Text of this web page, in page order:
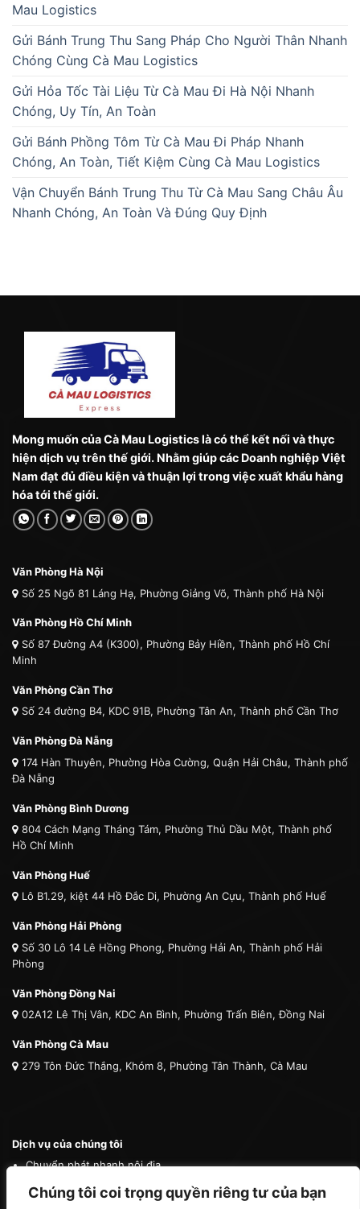
Chúng tôi coi trọng quyền riêng tư của bạn
Mau Logistics
Gửi Bánh Trung Thu Sang Pháp Cho Người Thân Nhanh
Chóng Cùng Cà Mau Logistics
Gửi Hỏa Tốc Tài Liệu Từ Cà Mau Đi Hà Nội Nhanh
Chóng, Uy Tín, An Toàn
Gửi Bánh Phồng Tôm Từ Cà Mau Đi Pháp Nhanh
Chóng, An Toàn, Tiết Kiệm Cùng Cà Mau Logistics
Vận Chuyển Bánh Trung Thu Từ Cà Mau Sang Châu Âu
Nhanh Chóng, An Toàn Và Đúng Quy Định
Mong muốn của Cà Mau Logistics là có thể kết nối và thực
hiện dịch vụ trên thế giới. Nhằm giúp các Doanh nghiệp Việt
Nam đạt đủ điều kiện và thuận lợi trong việc xuất khẩu hàng
hóa tới thế giới.
Văn Phòng Hà Nội
Số 25 Ngõ 81 Láng Hạ, Phường Giảng Võ, Thành phố Hà Nội
Văn Phòng Hồ Chí Minh
Số 87 Đường A4 (K300), Phường Bảy Hiền, Thành phố Hồ Chí
Minh
Văn Phòng Cần Thơ
Số 24 đường B4, KDC 91B, Phường Tân An, Thành phố Cần Thơ
Văn Phòng Đà Nẵng
174 Hàn Thuyên, Phường Hòa Cường, Quận Hải Châu, Thành phố
Đà Nẵng
Văn Phòng Bình Dương
804 Cách Mạng Tháng Tám, Phường Thủ Dầu Một, Thành phố
Hồ Chí Minh
Văn Phòng Huế
Lô B1.29, kiệt 44 Hồ Đắc Di, Phường An Cựu, Thành phố Huế
Văn Phòng Hải Phòng
Số 30 Lô 14 Lê Hồng Phong, Phường Hải An, Thành phố Hải
Phòng
Văn Phòng Đồng Nai
02A12 Lê Thị Vân, KDC An Bình, Phường Trấn Biên, Đồng Nai
Văn Phòng Cà Mau
279 Tôn Đức Thắng, Khóm 8, Phường Tân Thành, Cà Mau
Dịch vụ của chúng tôi
Chuyển phát nhanh nội địa
Chuyển phát nhanh quốc tế